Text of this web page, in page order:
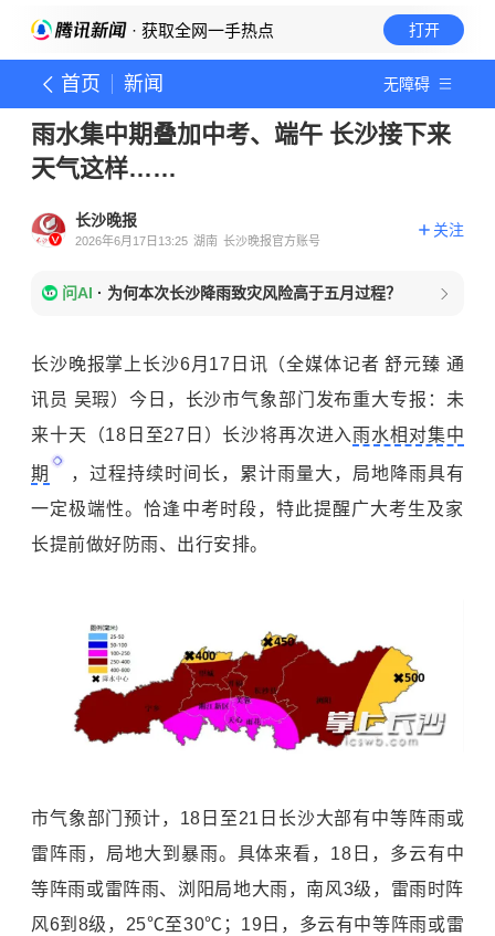
· 获取全网一手热点 打开
首页 新闻 无障碍
雨水集中期叠加中考、端午 长沙接下来
天气这样……
长沙晚报
2026年6月17日13:25 湖南 长沙晚报官方账号
关注
问AI · 为何本次长沙降雨致灾风险高于五月过程？
长沙晚报掌上长沙6月17日讯（全媒体记者 舒元臻 通
讯员 吴瑕）今日，长沙市气象部门发布重大专报：未
来十天（18日至27日）长沙将再次进入 雨水相对集中
期
，过程持续时间长，累计雨量大，局地降雨具有
一定极端性。恰逢中考时段，特此提醒广大考生及家
长提前做好防雨、出行安排。
市气象部门预计，18日至21日长沙大部有中等阵雨或
雷阵雨，局地大到暴雨。具体来看，18日，多云有中
等阵雨或雷阵雨、浏阳局地大雨，南风3级，雷雨时阵
风6到8级，25℃至30℃；19日，多云有中等阵雨或雷